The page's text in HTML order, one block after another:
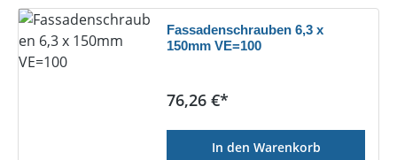
Fassadenschrauben 6,3 x
150mm VE=100
Regulärer Preis:
76,26 €*
In den Warenkorb